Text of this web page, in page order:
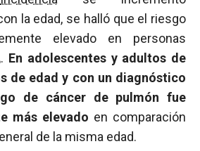
la edad, se halló que el riesgo
elevado en personas
. En adolescentes y adultos de
de edad y con un diagnóstico
de cáncer de pulmón fue
más elevado en comparación
de la misma edad.